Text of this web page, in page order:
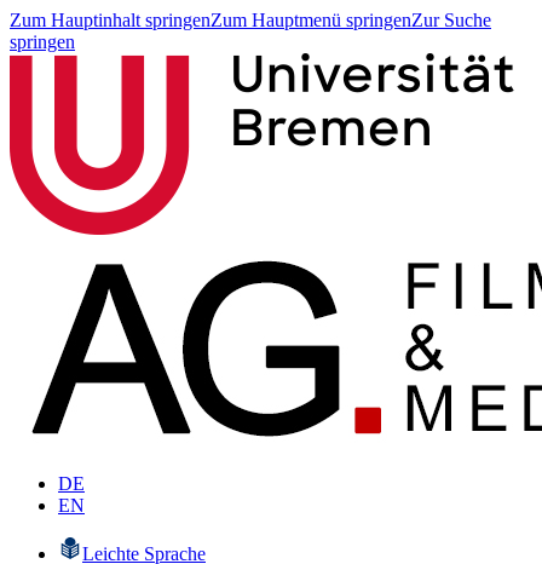
Zum Hauptinhalt springenZum Hauptmenü springenZur Suche
springen
DE
EN
Leichte Sprache